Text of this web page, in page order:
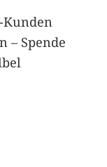
– Spende